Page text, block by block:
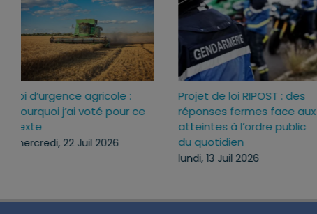
Loi d’urgence agricole :
pourquoi j’ai voté pour ce
texte
mercredi, 22 Juil 2026
Projet de loi RIPOST : des
réponses fermes face aux
atteintes à l’ordre public
du quotidien
lundi, 13 Juil 2026